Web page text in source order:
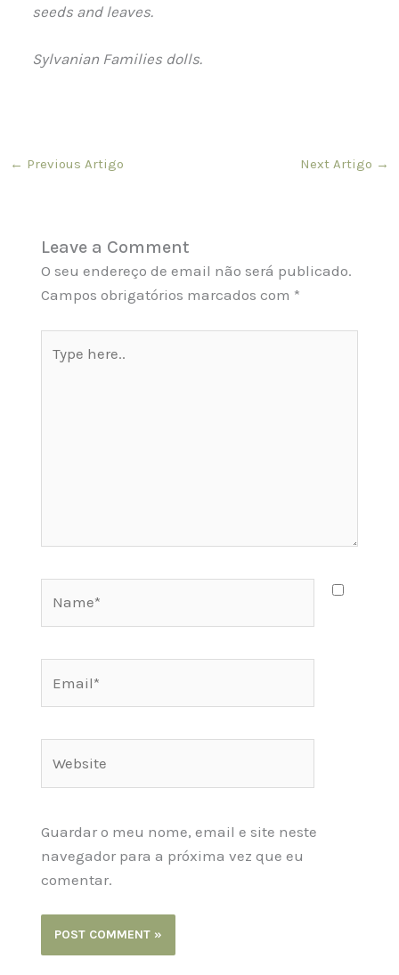
seeds and leaves.
Sylvanian Families dolls.
← Previous Artigo Next Artigo →
Leave a Comment
O seu endereço de email não será publicado.
Campos obrigatórios marcados com *
here..
Guardar o meu nome, email e site neste
navegador para a próxima vez que eu
comentar.